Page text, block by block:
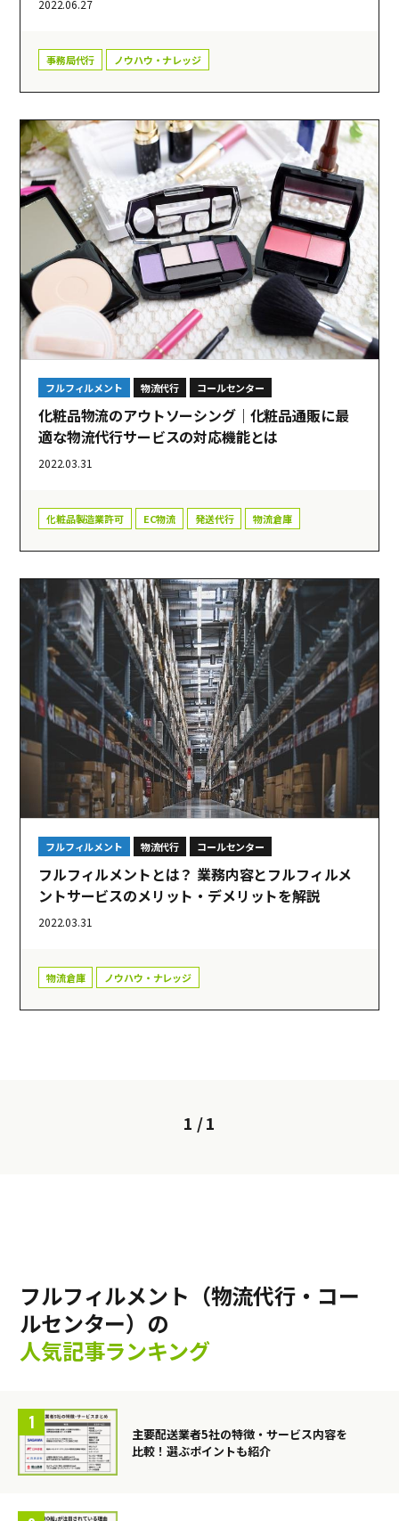
2022.06.27
事務局代行 ノウハウ・ナレッジ
フルフィルメント 物流代行 コールセンター
化粧品物流のアウトソーシング｜化粧品通販に最
適な物流代行サービスの対応機能とは
2022.03.31
化粧品製造業許可 EC物流 発送代行 物流倉庫
フルフィルメント 物流代行 コールセンター
フルフィルメントとは？ 業務内容とフルフィルメ
ントサービスのメリット・デメリットを解説
2022.03.31
物流倉庫 ノウハウ・ナレッジ
1 / 1
フルフィルメント（物流代行・コー
ルセンター）の
人気記事ランキング
主要配送業者5社の特徴・サービス内容を
比較！選ぶポイントも紹介